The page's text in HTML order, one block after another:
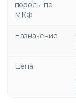
породы по
МКФ
Назначение
Цена